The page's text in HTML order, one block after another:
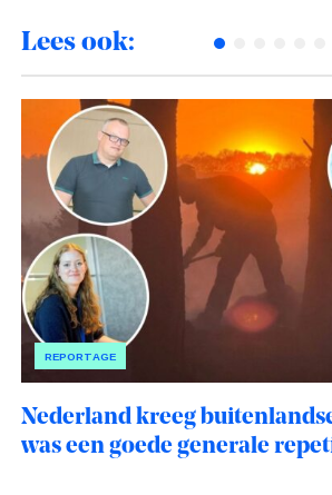
Lees ook:
REPORTAGE
Nederland kreeg
was een goede generale